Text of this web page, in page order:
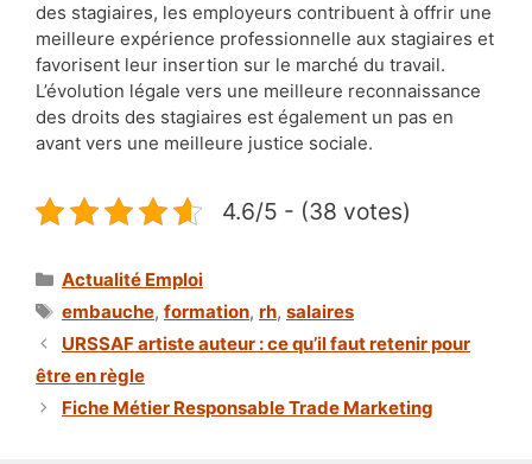
des stagiaires, les employeurs contribuent à offrir une
meilleure expérience professionnelle aux stagiaires et
favorisent leur insertion sur le marché du travail.
L’évolution légale vers une meilleure reconnaissance
des droits des stagiaires est également un pas en
avant vers une meilleure justice sociale.
4.6/5 - (38 votes)
Catégories
Actualité Emploi
Étiquettes
embauche, formation, rh, salaires
URSSAF artiste auteur : ce qu’il faut retenir pour
être en règle
Fiche Métier Responsable Trade Marketing